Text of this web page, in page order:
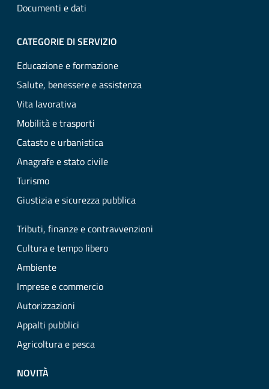
Documenti e dati
CATEGORIE DI SERVIZIO
Educazione e formazione
Salute, benessere e assistenza
Vita lavorativa
Mobilità e trasporti
Catasto e urbanistica
Anagrafe e stato civile
Turismo
Giustizia e sicurezza pubblica
Tributi, finanze e contravvenzioni
Cultura e tempo libero
Ambiente
Imprese e commercio
Autorizzazioni
Appalti pubblici
Agricoltura e pesca
NOVITÀ